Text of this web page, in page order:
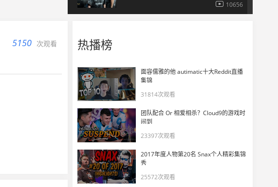
10656
8304
IEM科隆2025 Spirit捧杯时刻
9526
5150 次观看 热播榜
面容儒雅的他 autimatic十大Reddit直播
集锦
31814次观看
团队配合 Or 相爱相杀？Cloud9的游戏时
间到
23397次观看
2017年度人物第20名 Snax个人精彩集锦
秀
25572次观看